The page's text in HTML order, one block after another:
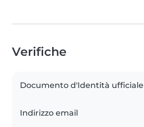
Verifiche
Documento d'Identità ufficiale
Indirizzo email